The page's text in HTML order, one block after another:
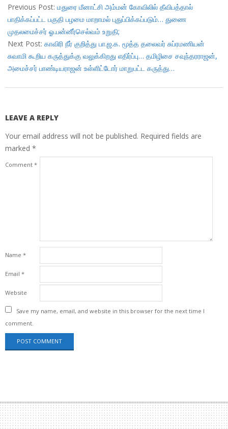
02-
05
Previous Post: மதுரை மீனாட்சி அம்மன் கோவிலில் தீவிபத்தால்
பாதிக்கப்பட்ட பகுதி பழமை மாறாமல் புதுப்பிக்கப்படும்… துணை
முதலமைச்சர் ஓ.பன்னீர்செல்வம் உறுதி;
Next Post: காவிரி நீர் குறித்து பா.ஜ.க. மூத்த தலைவர் சுப்ரமணியன்
சுவாமி கூறிய கருத்துக்கு வலுக்கிறது எதிர்ப்பு… தமிழிசை சவுந்தரராஜன்,
அமைச்சர் பாண்டியராஜன் உள்ளிட்டோர் மாறுபட்ட கருத்து…
LEAVE A REPLY
Your email address will not be published. Required fields are
marked *
Comment *
Name *
Email *
Website
Save my name, email, and website in this browser for the next time I
comment.